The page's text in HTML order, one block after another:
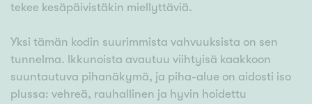
tekee kesäpäivistäkin miellyttäviä.
Yksi tämän kodin suurimmista vahvuuksista on sen
tunnelma. Ikkunoista avautuu viihtyisä kaakkoon
suuntautuva pihanäkymä, ja piha-alue on aidosti iso
plussa: vehreä, rauhallinen ja hyvin hoidettu